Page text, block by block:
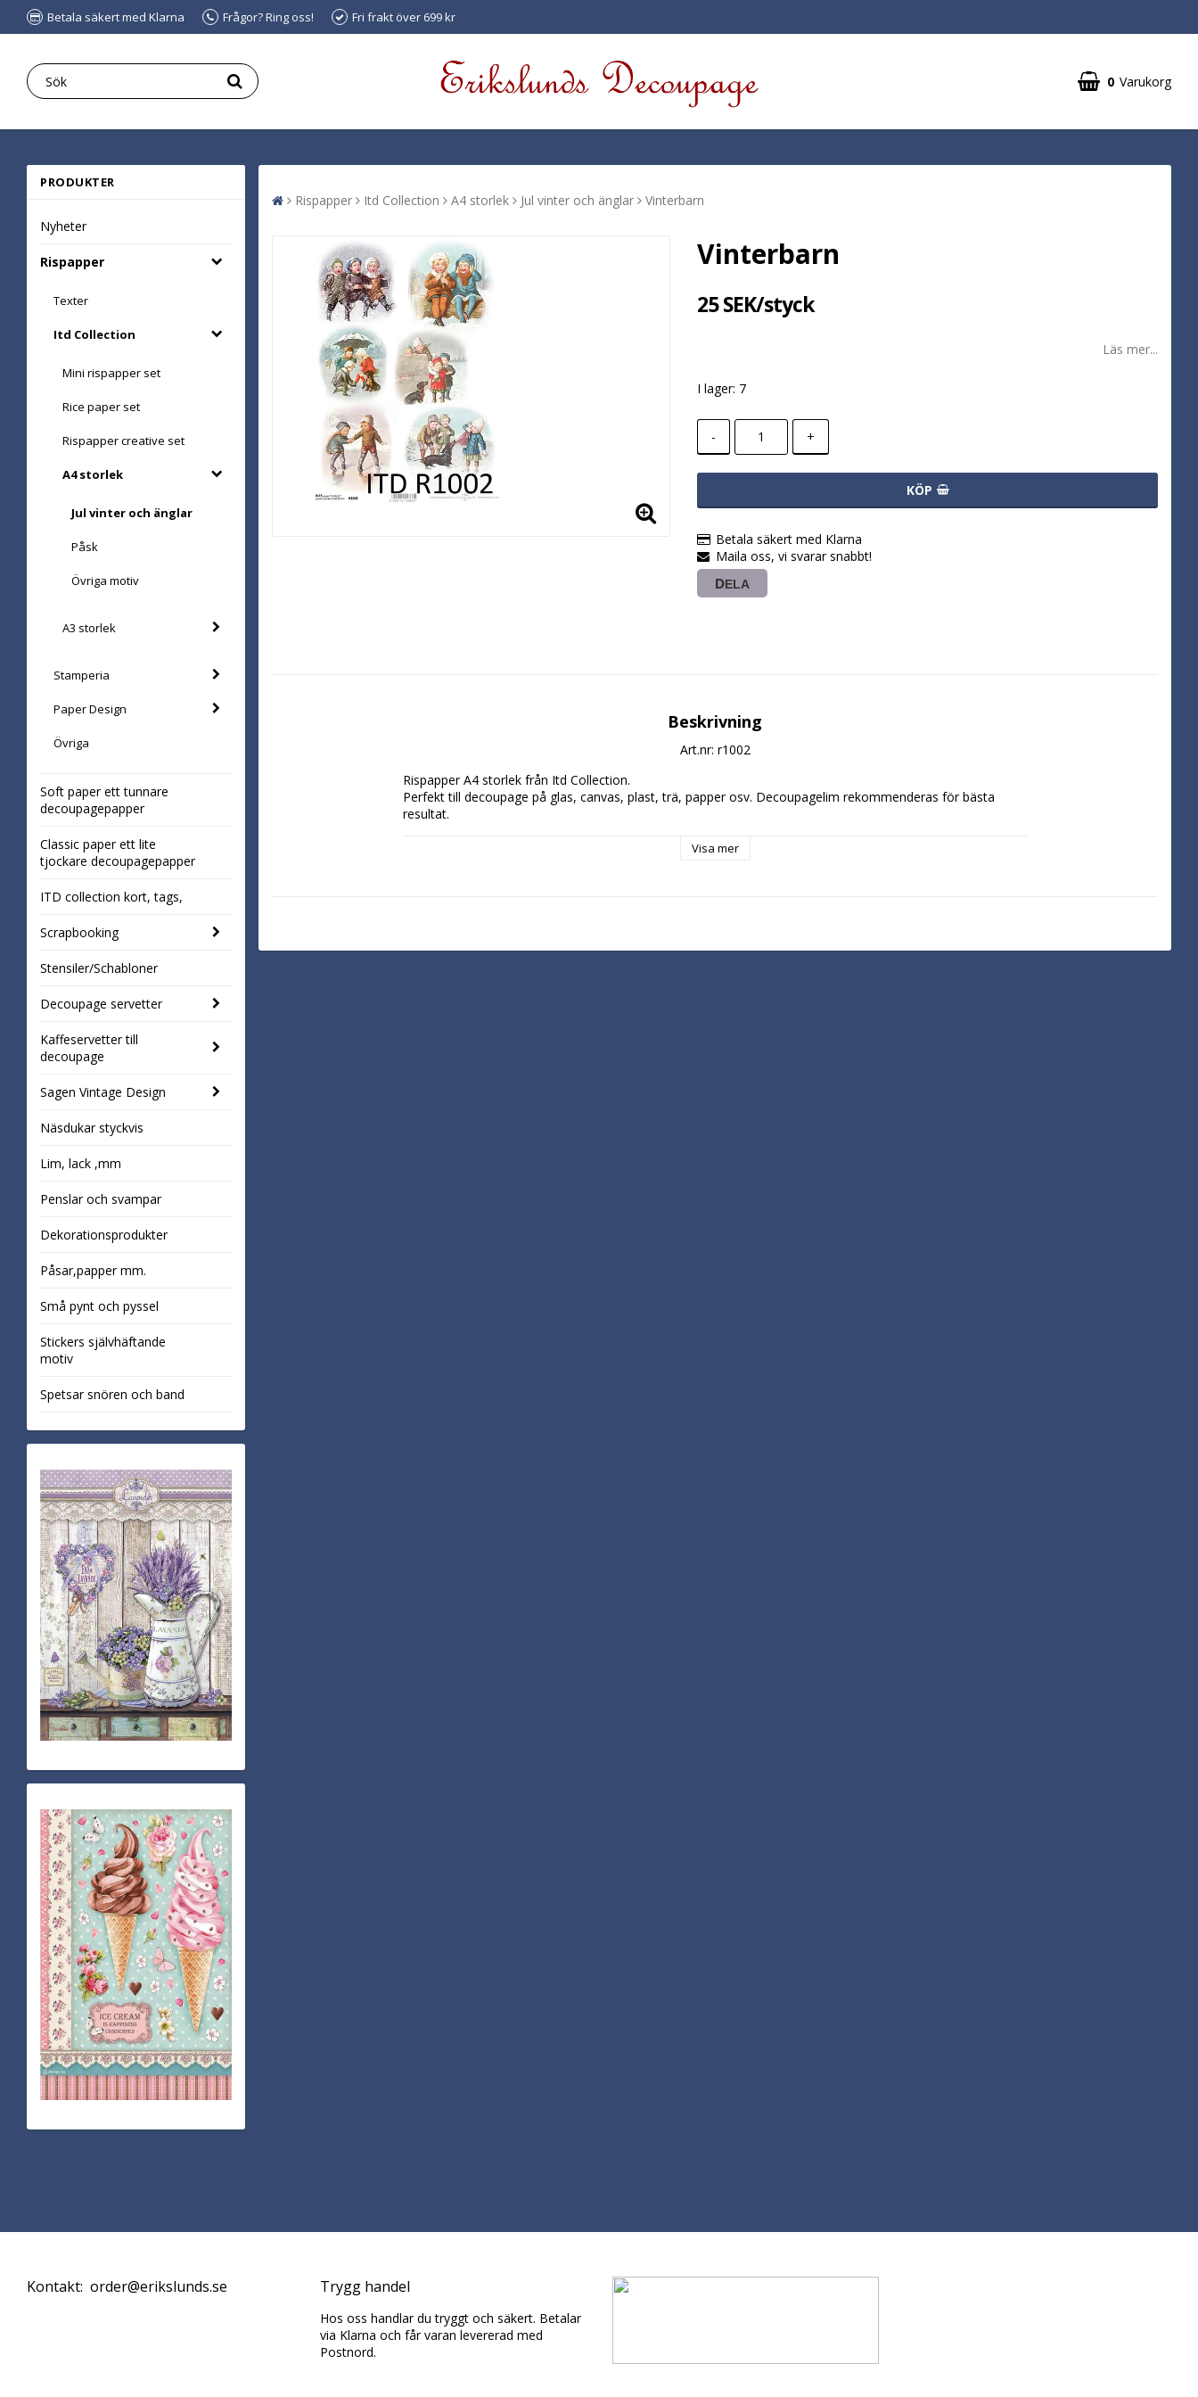
Betala säkert med Klarna Frågor? Ring oss! Fri frakt över 699 kr
0 Varukorg
PRODUKTER
Nyheter
Rispapper
Texter
Itd Collection
Mini rispapper set
Rice paper set
Rispapper creative set
A4 storlek
Jul vinter och änglar
Påsk
Övriga motiv
A3 storlek
Stamperia
Paper Design
Övriga
Soft paper ett tunnare
decoupagepapper
Classic paper ett lite
tjockare decoupagepapper
ITD collection kort, tags,
Scrapbooking
Stensiler/Schabloner
Decoupage servetter
Kaffeservetter till
decoupage
Sagen Vintage Design
Näsdukar styckvis
Lim, lack ,mm
Penslar och svampar
Dekorationsprodukter
Påsar,papper mm.
Små pynt och pyssel
Stickers självhäftande
motiv
Spetsar snören och band
Rispapper Itd Collection A4 storlek Jul vinter och änglar Vinterbarn
Vinterbarn
25 SEK/styck
Läs mer...
I lager: 7
- +
KÖP
Betala säkert med Klarna
Maila oss, vi svarar snabbt!
DELA
Beskrivning
Art.nr: r1002
Rispapper A4 storlek från Itd Collection.
Perfekt till decoupage på glas, canvas, plast, trä, papper osv. Decoupagelim rekommenderas för bästa
Visa mer
Kontakt: order@erikslunds.se Trygg handel
Hos oss handlar du tryggt och säkert. Betalar
via Klarna och får varan levererad med
Postnord.